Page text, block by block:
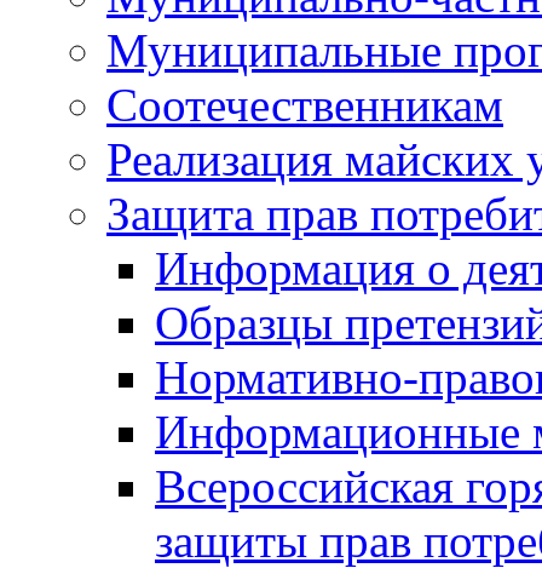
Муниципальные
Соотечественникам
Реализация майских
Защита прав
Информация о
Образцы
Нормативно-
Информационные
Всероссийская
защиты прав